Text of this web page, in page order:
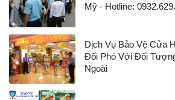
Mỹ - Hotline:
Dịch Vụ Bảo Vệ Cửa
Đối Phó Với Đối
Ngoài